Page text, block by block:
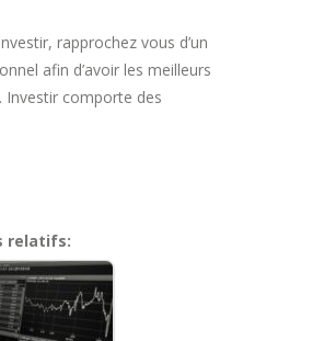
rapprochez vous d’un
afin d’avoir les meilleurs
Investir comporte des
relatifs: